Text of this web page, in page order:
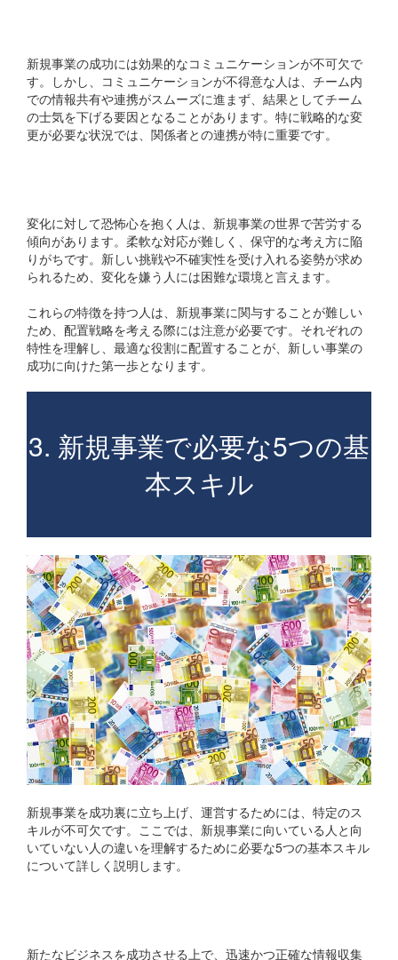
新規事業の成功には効果的なコミュニケーションが不可欠で
す。しかし、コミュニケーションが不得意な人は、チーム内
での情報共有や連携がスムーズに進まず、結果としてチーム
の士気を下げる要因となることがあります。特に戦略的な変
更が必要な状況では、関係者との連携が特に重要です。
変化に対して恐怖心を抱く人は、新規事業の世界で苦労する
傾向があります。柔軟な対応が難しく、保守的な考え方に陥
りがちです。新しい挑戦や不確実性を受け入れる姿勢が求め
られるため、変化を嫌う人には困難な環境と言えます。
これらの特徴を持つ人は、新規事業に関与することが難しい
ため、配置戦略を考える際には注意が必要です。それぞれの
特性を理解し、最適な役割に配置することが、新しい事業の
成功に向けた第一歩となります。
3. 新規事業で必要な5つの基
本スキル
新規事業を成功裏に立ち上げ、運営するためには、特定のス
キルが不可欠です。ここでは、新規事業に向いている人と向
いていない人の違いを理解するために必要な5つの基本スキル
について詳しく説明します。
新たなビジネスを成功させる上で、迅速かつ正確な情報収集